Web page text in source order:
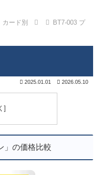
カード別
BT7-003 プ
2025.01.01 2026.05.10
」の価格比較